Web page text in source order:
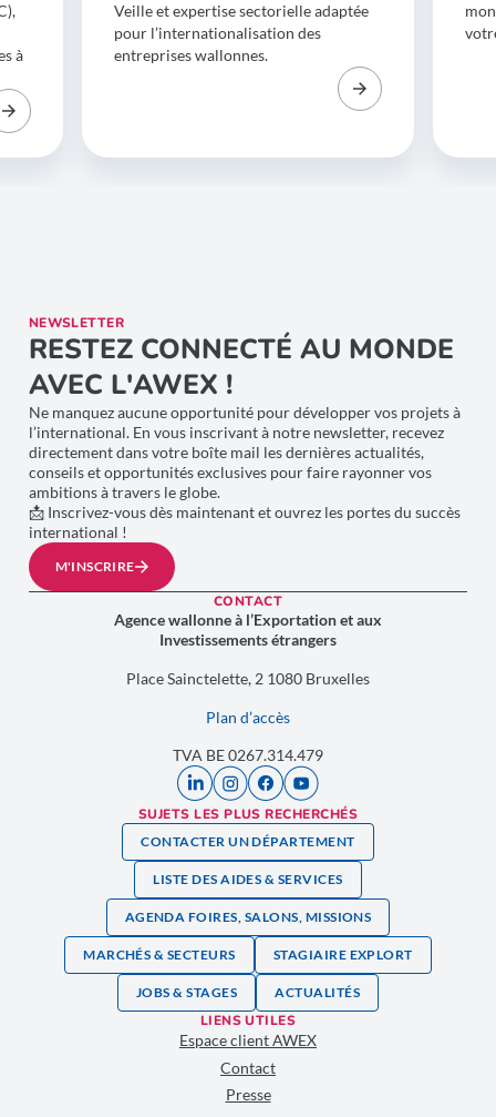
à
Veille et expertise sectorielle adaptée
pour l’internationalisation des
entreprises wallonnes.
NEWSLETTER
RESTEZ CONNECTÉ AU MONDE
AVEC L'AWEX !
Ne manquez aucune opportunité pour développer vos projets à
l’international. En vous inscrivant à notre newsletter, recevez
directement dans votre boîte mail les dernières actualités,
conseils et opportunités exclusives pour faire rayonner vos
ambitions à travers le globe.
📩 Inscrivez-vous dès maintenant et ouvrez les portes du succès
international !
M'INSCRIRE
CONTACT
Agence wallonne à l’Exportation et aux
Investissements étrangers
Place Sainctelette, 2 1080 Bruxelles
Plan d’accès
TVA BE 0267.314.479
SUJETS LES PLUS RECHERCHÉS
CONTACTER UN DÉPARTEMENT
LISTE DES AIDES & SERVICES
AGENDA FOIRES, SALONS, MISSIONS
MARCHÉS & SECTEURS STAGIAIRE EXPLORT
JOBS & STAGES ACTUALITÉS
LIENS UTILES
Espace client AWEX
Contact
Presse